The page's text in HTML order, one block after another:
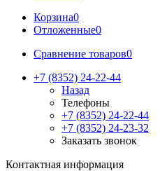
Корзина0
Отложенные0
Сравнение товаров0
+7 (8352) 24-22-44
Назад
Телефоны
+7 (8352) 24-22-44
+7 (8352) 24-23-32
Заказать звонок
Контактная информация